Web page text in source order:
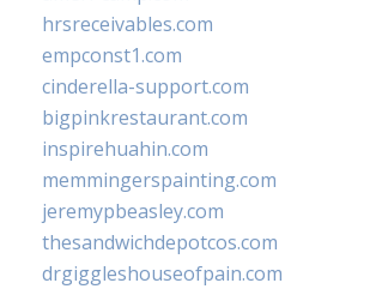
hrsreceivables.com
empconst1.com
cinderella-support.com
bigpinkrestaurant.com
inspirehuahin.com
memmingerspainting.com
jeremypbeasley.com
thesandwichdepotcos.com
drgiggleshouseofpain.com